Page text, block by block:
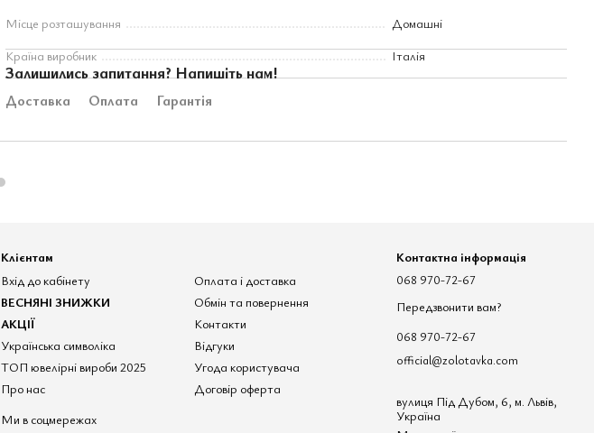
Місце розташування
Домашні
Країна виробник
Італія
Залишились запитання? Напишіть нам!
Доставка Оплата Гарантія
Клієнтам
Вхід до кабінету
ВЕСНЯНІ ЗНИЖКИ
АКЦІЇ
Українська символіка
ТОП ювелірні вироби 2025
Про нас
Оплата і доставка
Обмін та повернення
Контакти
Відгуки
Угода користувача
Договір оферта
Ми в соцмережах
Контактна інформація
068 970-72-67
Передзвонити вам?
068 970-72-67
official@zolotavka.com
вулиця Під Дубом, 6, м. Львів,
Україна